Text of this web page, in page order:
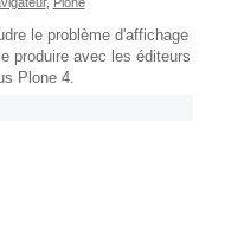
le problème d'affichage
produire avec les éditeurs
Plone 4.